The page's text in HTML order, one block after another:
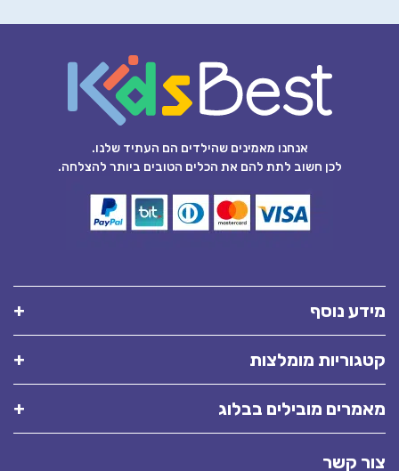
אנחנו מאמינים שהילדים הם העתיד שלנו.
לכן חשוב לתת להם את הכלים הטובים ביותר להצלחה.
מידע נוסף
קטגוריות מומלצות
מאמרים מובילים בבלוג
צור קשר